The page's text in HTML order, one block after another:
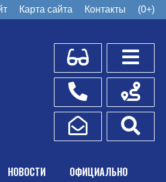
Карта сайта Контакты (0+)
Для слабовидящих
Телефоны
Написать обращение
Схема
НОВОСТИ ОФИЦИАЛЬНО